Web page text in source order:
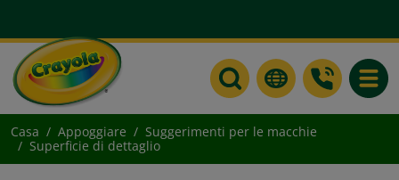
Casa Appoggiare
Suggerimenti per le macchie
Superficie di dettaglio